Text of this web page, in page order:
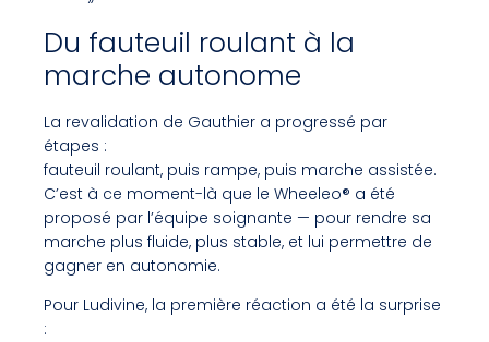
Du fauteuil roulant à la
marche autonome
La revalidation de Gauthier a progressé par
étapes :
fauteuil roulant, puis rampe, puis marche assistée.
C’est à ce moment-là que le Wheeleo® a été
proposé par l’équipe soignante — pour rendre sa
marche plus fluide, plus stable, et lui permettre de
gagner en autonomie.
Pour Ludivine, la première réaction a été la surprise
: